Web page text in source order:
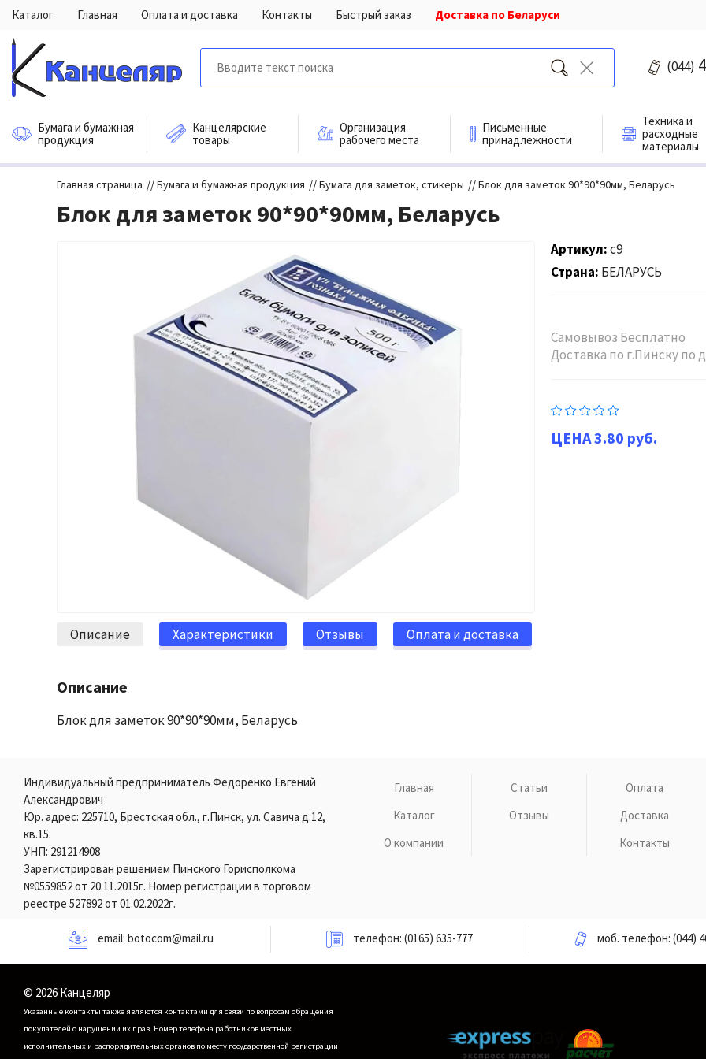
Каталог Главная Оплата и доставка Контакты Быстрый заказ Доставка по Беларуси
(044)
Бумага и бумажная
продукция
Канцелярские
товары
Организация
рабочего места
Письменные
принадлежности
Техника и
расходные
материалы
Главная страница //Бумага и бумажная продукция //Бумага для заметок, стикеры //Блок для заметок 90*90*90мм, Беларусь
Блок для заметок 90*90*90мм, Беларусь
Артикул с9
Страна БЕЛАРУСЬ
Самовывоз Бесплатно
Доставка по г.Пинску по
3.80 руб.
Описание Характеристики Отзывы Оплата и доставка
Описание
Блок для заметок 90*90*90мм, Беларусь
Индивидуальный предприниматель Федоренко Евгений
Александрович
Юр. адрес: 225710, Брестская обл., г.Пинск, ул. Савича д.12,
кв.15.
УНП: 291214908
Зарегистрирован решением Пинского Горисполкома
№0559852 от 20.11.2015г. Номер регистрации в торговом
реестре 527892 от 01.02.2022г.
Главная
Каталог
О компании
Статьи
Отзывы
Оплата
Доставка
Контакты
email: botocom@mail.ru телефон:(0165) 635-777 моб. телефон:(044)
© 2026 Канцеляр
Указанные контакты также являются контактами для связи по вопросам обращения
покупателей о нарушении их прав. Номер телефона работников местных
исполнительных и распорядительных органов по месту государственной регистрации